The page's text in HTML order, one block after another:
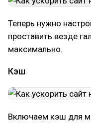
Теперь нужно
проставить везде
максимально.
Кэш
Включаем кэш для